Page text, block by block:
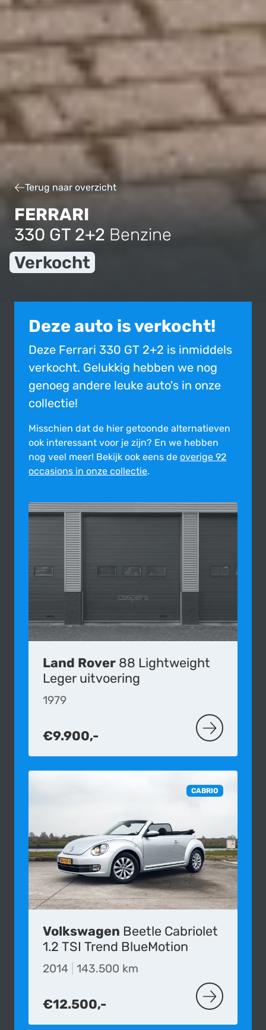
Terug naar overzicht
FERRARI
330 GT 2+2 Benzine
Verkocht
Deze auto is verkocht!
Deze Ferrari 330 GT 2+2 is inmiddels
verkocht. Gelukkig hebben we nog
genoeg andere leuke auto's in onze
collectie!
Misschien dat de hier getoonde alter­na­tie­ven
ook inte­res­sant voor je zijn? En we hebben
nog veel meer! Bekijk ook eens de overige 92
occasions in onze collectie.
Land Rover 88 Lightweight
Leger uitvoering
1979
€9.900,- MEER OVER
CABRIO
Volkswagen Beetle Cabriolet
1.2 TSI Trend BlueMotion
2014 143.500 km
€12.500,- MEER OVER